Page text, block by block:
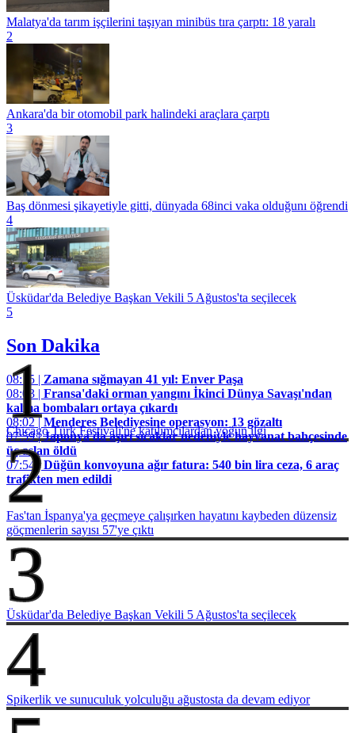
Malatya'da tarım işçilerini taşıyan minibüs tıra çarptı: 18 yaralı
2
Ankara'da bir otomobil park halindeki araçlara çarptı
3
Baş dönmesi şikayetiyle gitti, dünyada 68inci vaka olduğunı öğrendi
4
Üsküdar'da Belediye Başkan Vekili 5 Ağustos'ta seçilecek
5
Son Dakika
08:15 | Zamana sığmayan 41 yıl: Enver Paşa
08:03 | Fransa'daki orman yangını İkinci Dünya Savaşı'ndan
kalma bombaları ortaya çıkardı
08:02 |Menderes Belediyesine operasyon: 13 gözaltı
07:59 |Japonya'da aşırı sıcaklar nedeniyle hayvanat bahçesinde
üç aslan öldü
07:54 |Düğün konvoyuna ağır fatura: 540 bin lira ceza, 6 araç
trafikten men edildi
1
Chicago Türk Festivali'ne katılımcılardan yoğun ilgi
2
Fas'tan İspanya'ya geçmeye çalışırken hayatını kaybeden düzensiz
göçmenlerin sayısı 57'ye çıktı
3
Üsküdar'da Belediye Başkan Vekili 5 Ağustos'ta seçilecek
4
Spikerlik ve sunuculuk yolculuğu ağustosta da devam ediyor